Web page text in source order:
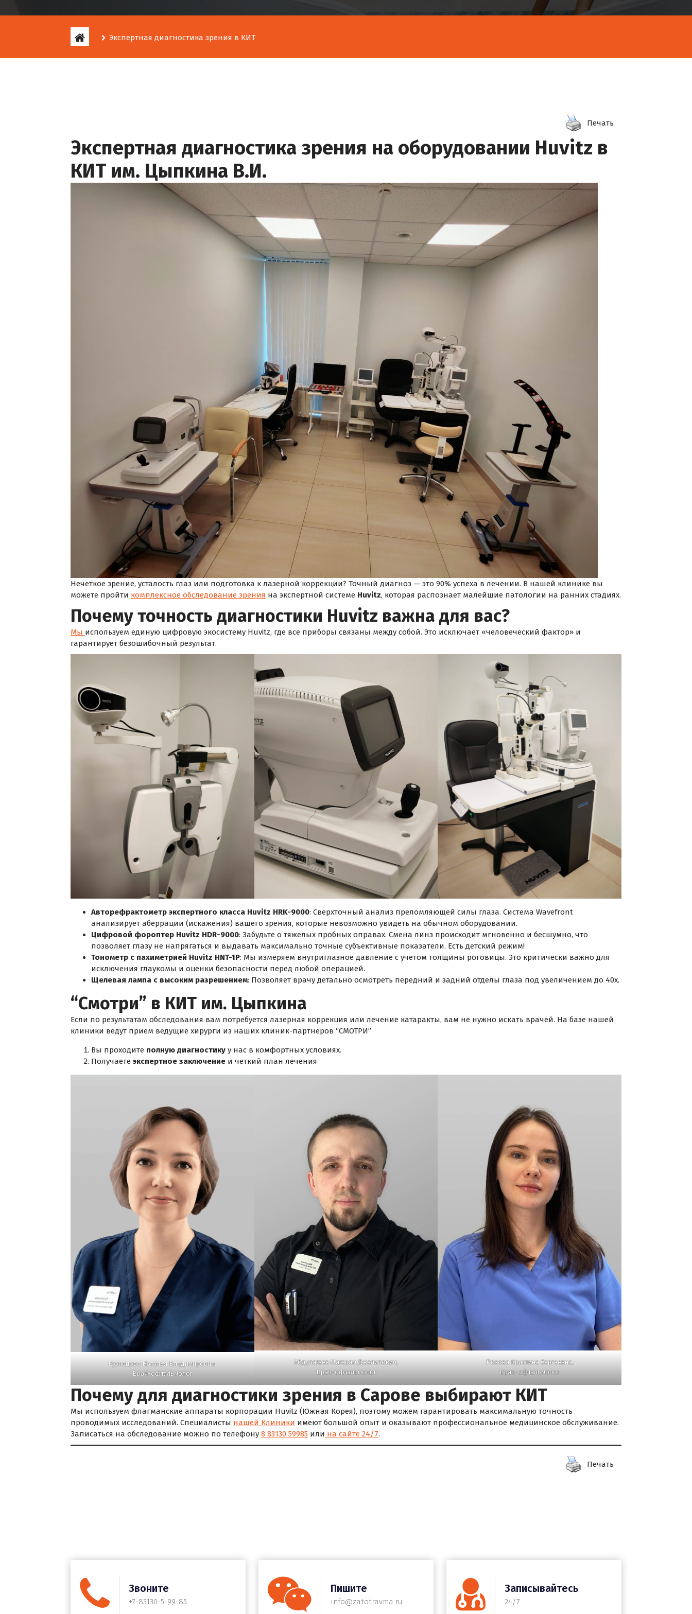
Экспертная диагностика зрения в КИТ
Печать
Экспертная диагностика зрения на оборудовании Huvitz в
КИТ им. Цыпкина В.И.
Нечеткое зрение, усталость глаз или подготовка к лазерной коррекции? Точный диагноз — это 90% успеха в лечении. В нашей клинике вы
можете пройти комплексное обследование зрения на экспертной системе Huvitz, которая распознает малейшие патологии на ранних стадиях.
Почему точность диагностики Huvitz важна для вас?
Мы используем единую цифровую экосистему Huvitz, где все приборы связаны между собой. Это исключает «человеческий фактор» и
гарантирует безошибочный результат.
Авторефрактометр экспертного класса Huvitz HRK-9000: Сверхточный анализ преломляющей силы глаза. Система Wavefront
анализирует аберрации (искажения) вашего зрения, которые невозможно увидеть на обычном оборудовании.
Цифровой фороптер Huvitz HDR-9000: Забудьте о тяжелых пробных оправах. Смена линз происходит мгновенно и бесшумно, что
позволяет глазу не напрягаться и выдавать максимально точные субъективные показатели. Есть детский режим!
Тонометр с пахиметрией Huvitz HNT-1P: Мы измеряем внутриглазное давление с учетом толщины роговицы. Это критически важно для
исключения глаукомы и оценки безопасности перед любой операцией.
Щелевая лампа с высоким разрешением: Позволяет врачу детально осмотреть передний и задний отделы глаза под увеличением до 40х.
“Смотри” в КИТ им. Цыпкина
Если по результатам обследования вам потребуется лазерная коррекция или лечение катаракты, вам не нужно искать врачей. На базе нашей
клиники ведут прием ведущие хирурги из наших клиник-партнеров “СМОТРИ”
Вы проходите полную диагностику у нас в комфортных условиях.
Получаете экспертное заключение и четкий план лечения
Кузнецова Наталья Владимировна,
Врач-офтальмолог
Абдулагаев Магарам Джалилович,
Врач-офтальмолог
Розова Кристина Сергеевна,
Врач-офтальмолог
Почему для диагностики зрения в Сарове выбирают КИТ
Мы используем флагманские аппараты корпорации Huvitz (Южная Корея), поэтому можем гарантировать максимальную точность
проводимых исследований. Специалисты нашей Клиники имеют большой опыт и оказывают профессиональное медицинское обслуживание.
Записаться на обследование можно по телефону 8 83130 59985 или на сайте 24/7.
Печать
Звоните
+7-83130-5-99-85
Пишите
info@zatotravma.ru
Записывайтесь
24/7